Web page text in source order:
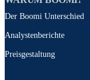
Der Boomi Unterschied
Analystenberichte
Preisgestaltung